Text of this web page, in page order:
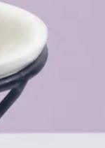
während
oder bei
oder Schäden